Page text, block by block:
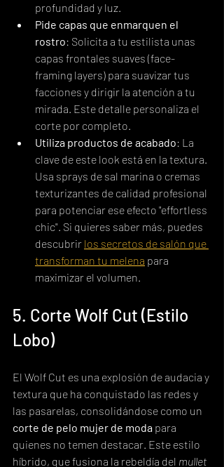
profundidad y luz.
Pide capas que enmarquen el
rostro: Solicita a tu estilista unas
capas frontales suaves (face-
framing layers) para suavizar tus
facciones y dirigir la atención a tu
mirada. Este detalle personaliza el
corte por completo.
Utiliza productos de acabado: La
clave de este look está en la textura.
Usa sprays de sal marina o cremas
texturizantes de calidad profesional
para potenciar ese efecto "effortless
chic". Si quieres saber más, puedes
descubrir los secretos de salón que
transforman tu melena para
maximizar el volumen.
5. Corte Wolf Cut (Estilo
Lobo)
El Wolf Cut es una explosión de audacia y
textura que ha conquistado las redes y
las pasarelas, consolidándose como un
corte de pelo mujer de moda para
quienes no temen destacar. Este estilo
híbrido, que fusiona la rebeldía del mullet